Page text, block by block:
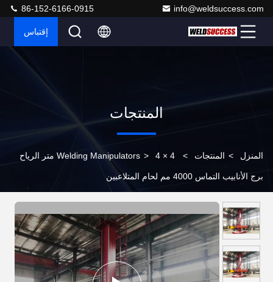
info@weldsuccess.com
86-152-6166-0915
إقتباس
المنتجات
المنزل > المنتجات >
Welding Manipulators > 4 × 4 متر الرياح
برج الأنابيب التماس 4000 مم لحام المتلاعبين